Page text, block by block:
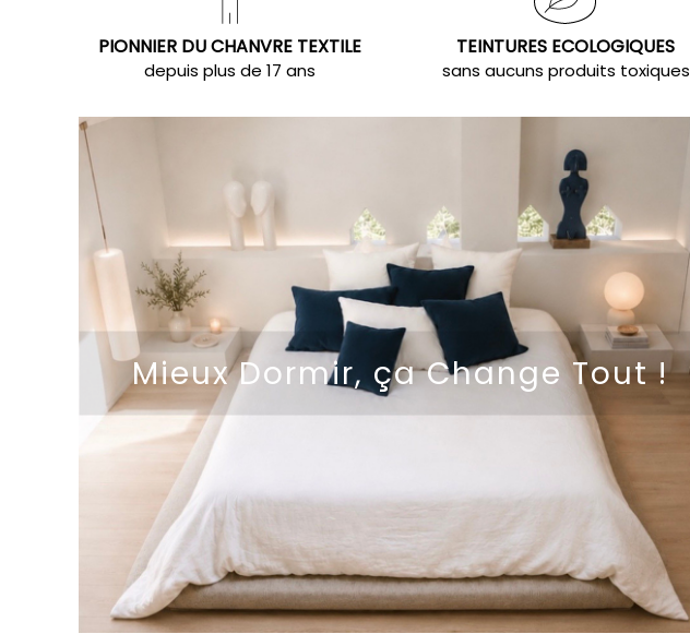
PIONNIER DU CHANVRE TEXTILE
depuis plus de 17 ans
TEINTURES ECOLOGIQUES
sans aucuns produits toxiques
Mieux Dormir, ça Change Tout !